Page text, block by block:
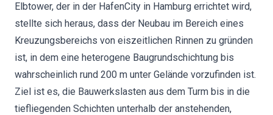
Elbtower, der in der HafenCity in Hamburg errichtet wird,
stellte sich heraus, dass der Neubau im Bereich eines
Kreuzungsbereichs von eiszeitlichen Rinnen zu gründen
ist, in dem eine heterogene Baugrundschichtung bis
wahrscheinlich rund 200 m unter Gelände vorzufinden ist.
Ziel ist es, die Bauwerkslasten aus dem Turm bis in die
tiefliegenden Schichten unterhalb der anstehenden,